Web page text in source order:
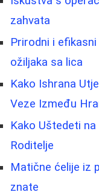
zahvata
Prirodni i
ožiljaka sa lica
Kako Ishrana
Veze Između
Kako Uštedeti
Roditelje
Matične ćelije iz
znate